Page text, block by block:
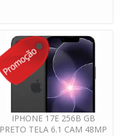
IPHONE 17E 256B GB
PRETO TELA 6.1 CAM 48MP